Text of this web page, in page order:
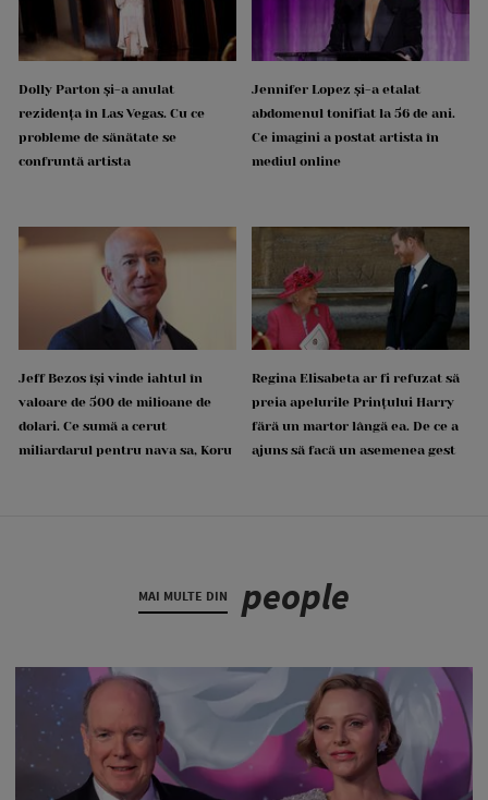
Dolly Parton și-a anulat
rezidența în Las Vegas. Cu ce
probleme de sănătate se
confruntă artista
Jennifer Lopez și-a etalat
abdomenul tonifiat la 56 de ani.
Ce imagini a postat artista în
mediul online
Jeff Bezos își vinde iahtul în
valoare de 500 de milioane de
dolari. Ce sumă a cerut
miliardarul pentru nava sa, Koru
Regina Elisabeta ar fi refuzat să
preia apelurile Prințului Harry
fără un martor lângă ea. De ce a
ajuns să facă un asemenea gest
MAI MULTE DIN people